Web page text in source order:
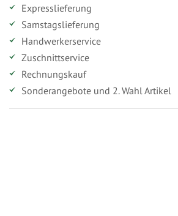
Expresslieferung
Samstagslieferung
Handwerkerservice
Zuschnittservice
Rechnungskauf
Sonderangebote und 2. Wahl Artikel